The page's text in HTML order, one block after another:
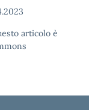
articolo è